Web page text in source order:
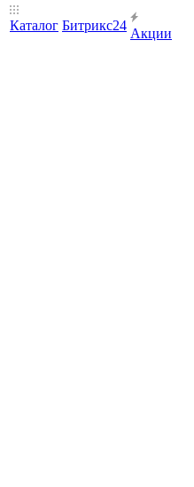
Каталог Битрикс24
Акции